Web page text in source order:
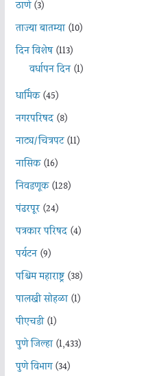
ठाणे(3)
ताज्या बातम्या(10)
दिन विशेष(113)
वर्धापन दिन(1)
धार्मिक(45)
नगरपरिषद(8)
नाट्य/चित्रपट(11)
नासिक(16)
निवडणूक(128)
पंढरपूर(24)
पत्रकार परिषद(4)
पर्यटन(9)
पश्चिम महाराष्ट्र(38)
पालखी सोहळा(1)
पीएचडी(1)
पुणे जिल्हा(1,433)
पुणे विभाग(34)